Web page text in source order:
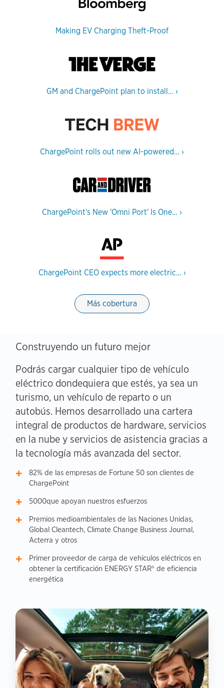
Making EV Charging Theft-Proof
GM and ChargePoint plan to install… ›
ChargePoint rolls out new AI-powered… ›
ChargePoint's New 'Omni Port' Is One… ›
ChargePoint CEO expects more electric… ›
Más cobertura
Construyendo un futuro mejor
Podrás cargar cualquier tipo de vehículo
eléctrico dondequiera que estés, ya sea un
turismo, un vehículo de reparto o un
autobús. Hemos desarrollado una cartera
integral de productos de hardware, servicios
en la nube y servicios de asistencia gracias a
la tecnología más avanzada del sector.
82% de las empresas de Fortune 50 son clientes de
ChargePoint
5000que apoyan nuestros esfuerzos
Premios medioambientales de las Naciones Unidas,
Global Cleantech, Climate Change Business Journal,
Acterra y otros
Primer proveedor de carga de vehículos eléctricos en
obtener la certificación ENERGY STAR® de eficiencia
energética